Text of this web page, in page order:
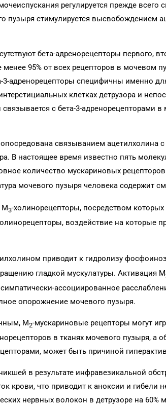
регулируется прежде всего
пузыря стимулируется высвобождением
бета-адренорецепторы первого,
95% от всех рецепторов в мочевом
3-адренорецепторы специфичны именно
клетках детрузора и
с бета-3-адренорецепторами в
связыванием ацетилхолина
В настоящее время известно пять
количество мускариновых
мочевого пузыря человека содержит
М3-холинорецепторы, посредством
воздействие на которые
приводит к гидролизу
гладкой мускулатуры. Активация М
ассоциированное
опорожнение мочевого пузыря.
М2-мускариновые рецепторы могут
в тканях мочевого пузыря, а
может быть причиной
в результате инфравезикальной
крови, что приводит к аноксии и гибели
нервных волокон в детрузоре на 60%